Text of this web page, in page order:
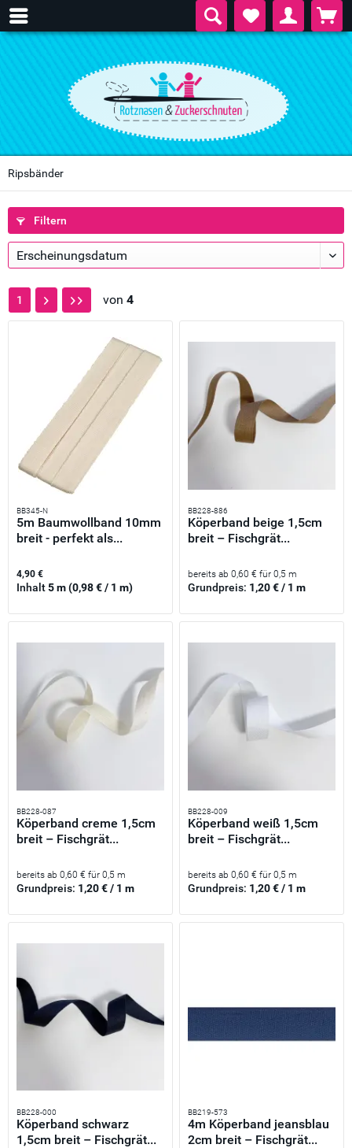
Ripsbänder
Filtern
1 von 4
BB345-N
5m Baumwollband 10mm
breit - perfekt als...
4,90 €
Inhalt5 m(0,98 € / 1 m)
BB228-886
Köperband beige 1,5cm
breit – Fischgrät...
bereits ab 0,60 € für 0,5 m
Grundpreis: 1,20 € / 1 m
BB228-087
Köperband creme 1,5cm
breit – Fischgrät...
bereits ab 0,60 € für 0,5 m
Grundpreis: 1,20 € / 1 m
BB228-009
Köperband weiß 1,5cm
breit – Fischgrät...
bereits ab 0,60 € für 0,5 m
Grundpreis: 1,20 € / 1 m
BB228-000
Köperband schwarz
1,5cm breit – Fischgrät...
BB219-573
4m Köperband jeansblau
2cm breit – Fischgrät...